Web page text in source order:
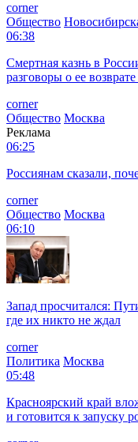
corner
Общество
06:38
Смертная казнь в
разговоры о ее
corner
Общество Москва
Реклама
06:25
Россиянам сказали,
corner
Общество Москва
06:10
Запад просчитался:
где их никто не ждал
corner
Политика Москва
05:48
Красноярский край
и готовится к запуску